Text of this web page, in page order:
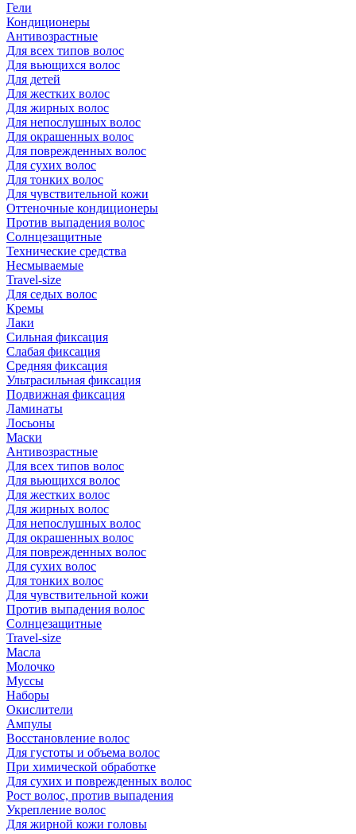
Гели
Кондиционеры
Антивозрастные
Для всех типов волос
Для вьющихся волос
Для детей
Для жестких волос
Для жирных волос
Для непослушных волос
Для окрашенных волос
Для поврежденных волос
Для сухих волос
Для тонких волос
Для чувствительной кожи
Оттеночные кондиционеры
Против выпадения волос
Солнцезащитные
Технические средства
Несмываемые
Travel-size
Для седых волос
Кремы
Лаки
Сильная фиксация
Слабая фиксация
Средняя фиксация
Ультрасильная фиксация
Подвижная фиксация
Ламинаты
Лосьоны
Маски
Антивозрастные
Для всех типов волос
Для вьющихся волос
Для жестких волос
Для жирных волос
Для непослушных волос
Для окрашенных волос
Для поврежденных волос
Для сухих волос
Для тонких волос
Для чувствительной кожи
Против выпадения волос
Солнцезащитные
Travel-size
Масла
Молочко
Муссы
Наборы
Окислители
Ампулы
Восстановление волос
Для густоты и объема волос
При химической обработке
Для сухих и поврежденных волос
Рост волос, против выпадения
Укрепление волос
Для жирной кожи головы